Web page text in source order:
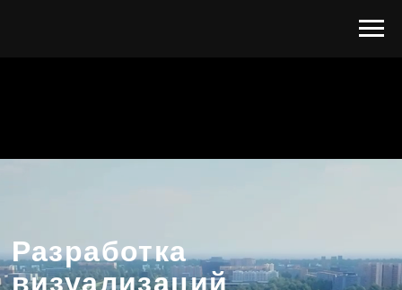
«Соседи»